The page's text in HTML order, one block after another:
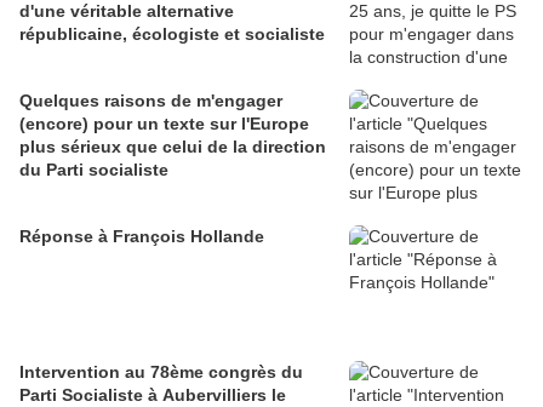
d'une véritable alternative
républicaine, écologiste et socialiste
Quelques raisons de m'engager
(encore) pour un texte sur l'Europe
plus sérieux que celui de la direction
du Parti socialiste
Réponse à François Hollande
Intervention au 78ème congrès du
Parti Socialiste à Aubervilliers le